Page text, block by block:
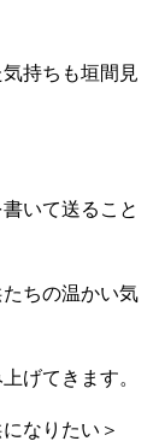
持ちも垣間見
いて送ること
ちの温かい気
げてきます。
なりたい＞